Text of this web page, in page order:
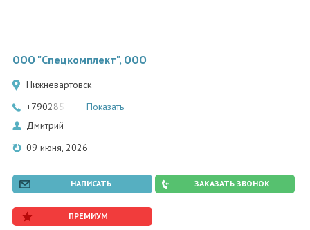
ООО "Спецкомплект", ООО
Нижневартовск
+79028580137Показать
Дмитрий
09 июня, 2026
НАПИСАТЬ ЗАКАЗАТЬ ЗВОНОК
ПРЕМИУМ